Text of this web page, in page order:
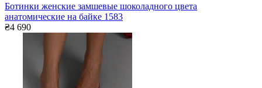
Ботинки женские замшевые шоколадного цвета
анатомические на байке 1583
₴4 690